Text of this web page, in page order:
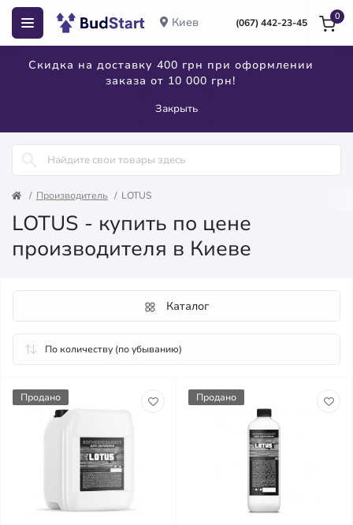
Киев (067) 442-23-45
Скидка на доставку 400 грн при оформлении
заказа от 10 000 грн!
Закрыть
0
Производитель LOTUS
LOTUS - купить по цене
производителя в Киеве
Каталог
Продано Продано